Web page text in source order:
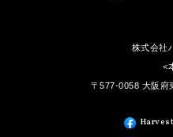
株式会社
<
〒577-0058 大阪府